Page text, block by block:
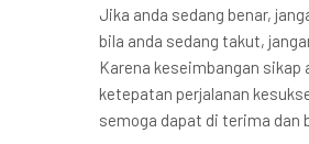
Jika anda sedang benar,
bila anda sedang takut,
Karena keseimbangan sikap
ketepatan perjalanan
semoga dapat di terima dan